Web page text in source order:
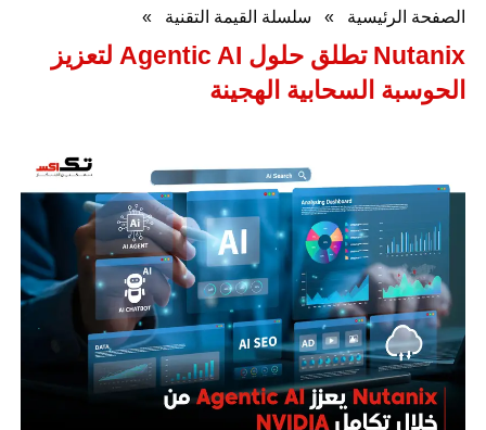
الصفحة الرئيسية » سلسلة القيمة التقنية »
Nutanix تطلق حلول Agentic AI لتعزيز
الحوسبة السحابية الهجينة